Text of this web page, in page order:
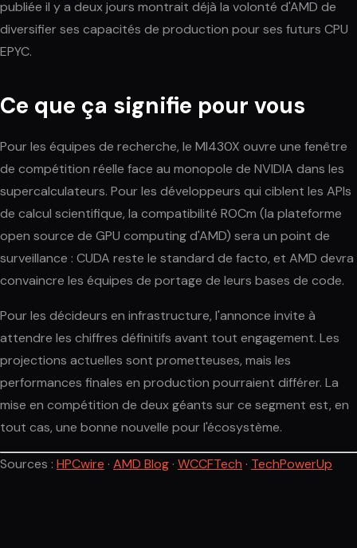
publiée il y a deux jours montrait déjà la volonté d'AMD de
diversifier ses capacités de production pour ses futurs CPU
EPYC.
Ce que ça signifie pour vous
Pour les équipes de recherche, le MI430X ouvre une fenêtre
de compétition réelle face au monopole de NVIDIA dans les
supercalculateurs. Pour les développeurs qui ciblent les APIs
de calcul scientifique, la compatibilité ROCm (la plateforme
open source de GPU computing d'AMD) sera un point de
surveillance : CUDA reste le standard de facto, et AMD devra
convaincre les équipes de portage de leurs bases de code.
Pour les décideurs en infrastructure, l'annonce invite à
attendre les chiffres définitifs avant tout engagement. Les
projections actuelles sont prometteuses, mais les
performances finales en production pourraient différer. La
mise en compétition de deux géants sur ce segment est, en
tout cas, une bonne nouvelle pour l'écosystème.
Sources : HPCwire · AMD Blog · WCCFTech · TechPowerUp